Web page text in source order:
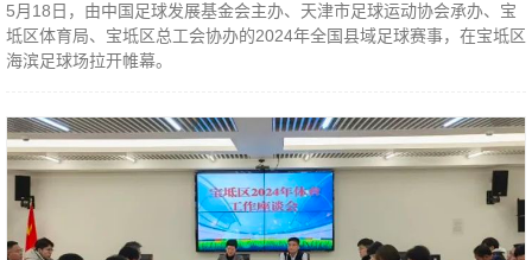
5月18日，由中国足球发展基金会主办、天津市足球运动协会承办、宝
坻区体育局、宝坻区总工会协办的2024年全国县域足球赛事，在宝坻区
海滨足球场拉开帷幕。